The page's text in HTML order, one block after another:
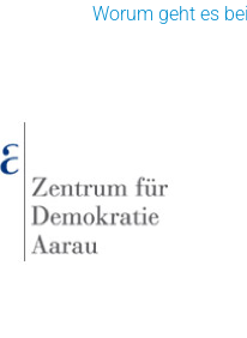
Worum geht es